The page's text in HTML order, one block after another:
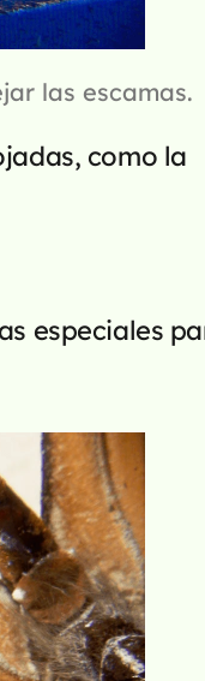
las escamas.
como la
especiales